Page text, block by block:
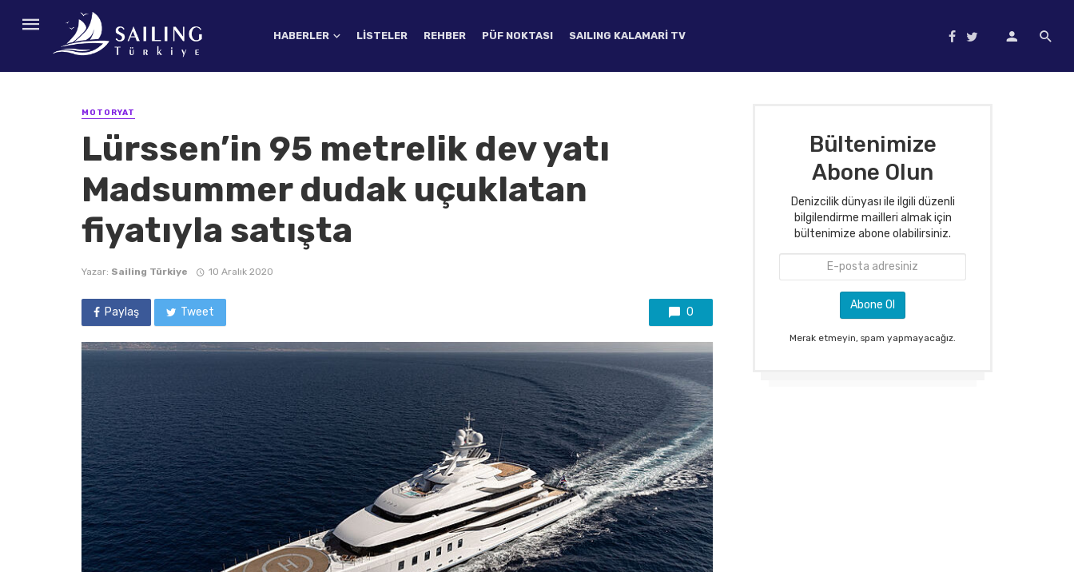
HABERLER LISTELER REHBER PÜF NOKTASI SAILING KALAMARI TV
MOTORYAT
Lürssen’in 95 metrelik dev yatı
Madsummer dudak uçuklatan
fiyatıyla satışta
Yazar: Sailing Türkiye 10 Aralık 2020
Paylaş Tweet 0
Bültenimize
Abone Olun
Denizcilik dünyası ile ilgili düzenli
bilgilendirme mailleri almak için
bültenimize abone olabilirsiniz.
Merak etmeyin, spam yapmayacağız.